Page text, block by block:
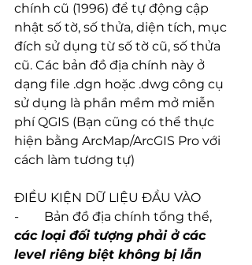
chính cũ (1996) để tự động cập
nhật số tờ, số thửa, diện tích, mục
đích sử dụng từ số tờ cũ, số thửa
cũ. Các bản đồ địa chính này ở
dạng file .dgn hoặc .dwg công cụ
sử dụng là phần mềm mở miễn
phí QGIS (Bạn cũng có thể thực
hiện bằng ArcMap/ArcGIS Pro với
cách làm tương tự)
ĐIỀU KIỆN DỮ LIỆU ĐẦU VÀO
-        Bản đồ địa chính tổng thể,
các loại đối tượng phải ở các
level riêng biệt không bị lẫn